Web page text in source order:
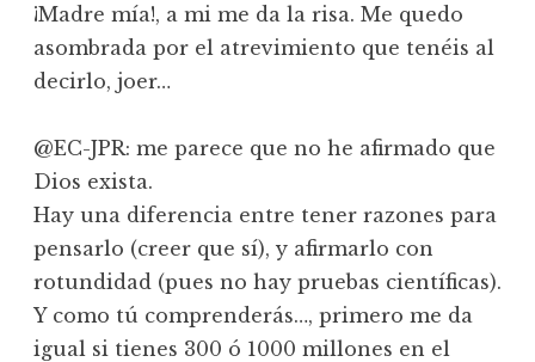
¡Madre mía!, a mi me da la risa. Me quedo
asombrada por el atrevimiento que tenéis al
decirlo, joer…
@EC-JPR: me parece que no he afirmado que
Dios exista.
Hay una diferencia entre tener razones para
pensarlo (creer que sí), y afirmarlo con
rotundidad (pues no hay pruebas científicas).
Y como tú comprenderás…, primero me da
igual si tienes 300 ó 1000 millones en el